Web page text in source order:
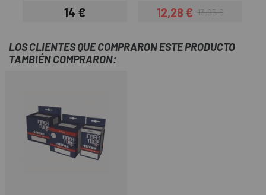
Precio
14 € Precio
12,28 €Precio regular
13,95 €
LOS CLIENTES QUE COMPRARON ESTE PRODUCTO
TAMBIÉN COMPRARON: